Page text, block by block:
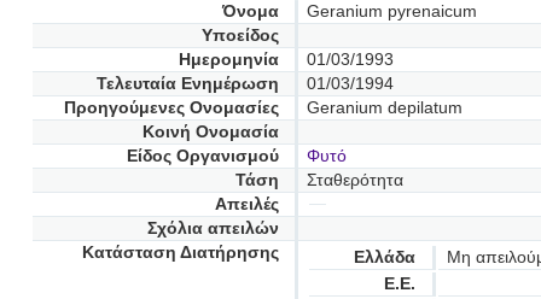
Όνομα
Geranium pyrenaicum
Υποείδος
Ημερομηνία
01/03/1993
Τελευταία Ενημέρωση
01/03/1994
Προηγούμενες Oνομασίες
Geranium depilatum
Κοινή Ονομασία
Είδος Οργανισμού
Φυτό
Τάση
Σταθερότητα
Απειλές
Σχόλια απειλών
Κατάσταση Διατήρησης
Ελλάδα
Μη
Ε.Ε.